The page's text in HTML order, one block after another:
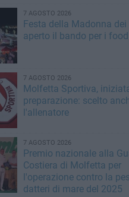
7 AGOSTO 2026
Festa della Madonna dei
aperto il bando per i
7 AGOSTO 2026
Molfetta Sportiva,
preparazione: scelto
l'allenatore
7 AGOSTO 2026
Premio nazionale alla
Costiera di Molfetta per
l'operazione contro la
datteri di mare del 2025